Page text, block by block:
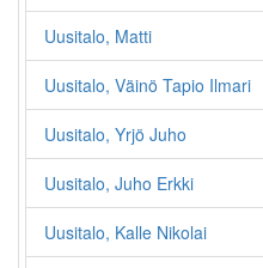
Uusitalo, Matti
Uusitalo, Väinö Tapio Ilmari
Uusitalo, Yrjö Juho
Uusitalo, Juho Erkki
Uusitalo, Kalle Nikolai